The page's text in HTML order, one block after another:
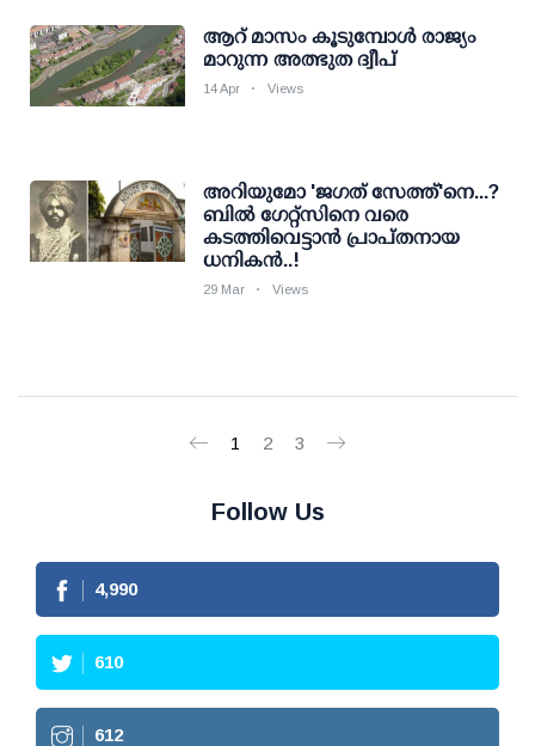
ആറ് മാസം കൂടുമ്പോള്‍ രാജ്യം
മാറുന്ന അത്ഭുത ദ്വീപ്
14 Apr Views
അറിയുമോ 'ജഗത് സേത്ത്'നെ...?
ബില്‍ ഗേറ്റ്സിനെ വരെ
കടത്തിവെട്ടാന്‍ പ്രാപ്തനായ
ധനികന്‍..!
29 Mar Views
1 2 3
Follow Us
4,990
610
612